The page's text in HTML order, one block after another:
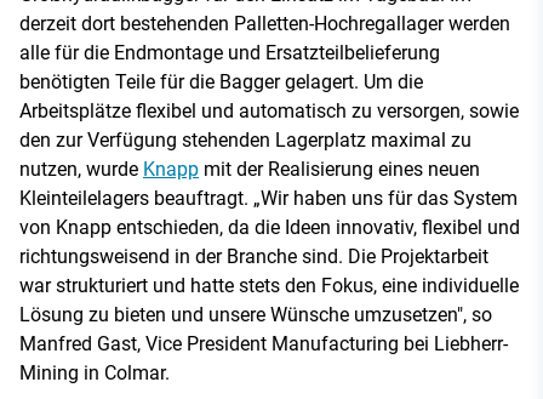
derzeit dort bestehenden Palletten-Hochregallager werden
alle für die Endmontage und Ersatzteilbelieferung
benötigten Teile für die Bagger gelagert. Um die
Arbeitsplätze flexibel und automatisch zu versorgen, sowie
den zur Verfügung stehenden Lagerplatz maximal zu
nutzen, wurde Knapp mit der Realisierung eines neuen
Kleinteilelagers beauftragt. „Wir haben uns für das System
von Knapp entschieden, da die Ideen innovativ, flexibel und
richtungsweisend in der Branche sind. Die Projektarbeit
war strukturiert und hatte stets den Fokus, eine individuelle
Lösung zu bieten und unsere Wünsche umzusetzen", so
Manfred Gast, Vice President Manufacturing bei Liebherr-
Mining in Colmar.